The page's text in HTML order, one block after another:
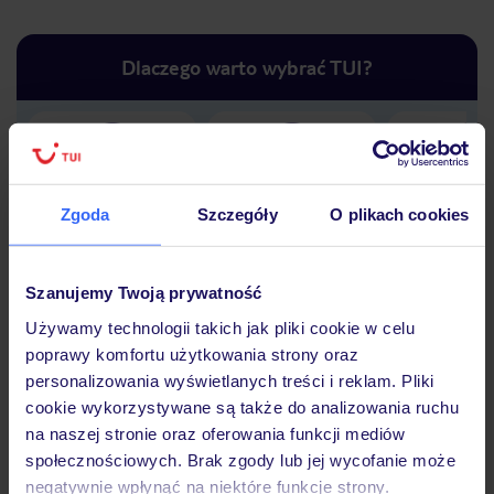
Zgoda Szczegóły O plikach cookies
Szanujemy Twoją prywatność
Używamy technologii takich jak pliki cookie w celu
poprawy komfortu użytkowania strony oraz
personalizowania wyświetlanych treści i reklam. Pliki
cookie wykorzystywane są także do analizowania ruchu
na naszej stronie oraz oferowania funkcji mediów
społecznościowych. Brak zgody lub jej wycofanie może
negatywnie wpłynąć na niektóre funkcje strony.
Dlaczego warto wybrać TUI?
Lider niskich cen
Największe biuro
podróży w Polsce
30 lat w
Hotel
Opinie